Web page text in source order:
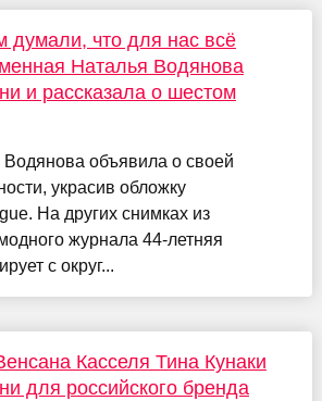
думали, что для нас всё
Наталья Водянова
и рассказала о шестом
объявила о своей
украсив обложку
На других снимках из
журнала 44-летняя
с округ...
Касселя Тина Кунаки
для российского бренда